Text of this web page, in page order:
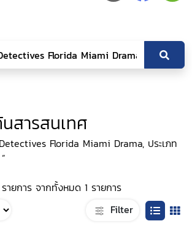
สารสนเทศ
Florida Miami Drama, ประเภท
ายการ จากทั้งหมด 1 รายการ
Filter